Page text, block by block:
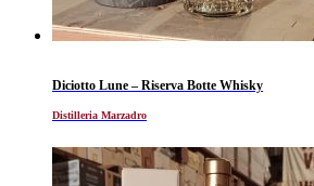
Diciotto Lune – Riserva Botte Whisky
Distilleria Marzadro